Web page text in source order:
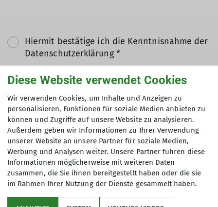
Hiermit bestätige ich die Kenntnisnahme der
Datenschutzerklärung *
Hiermit erkläre ich mich einverstanden, dass
meine in das Kontaktformular eingegebenen
Daten elektronisch gesichert und zum Zweck
der Kontaktaufnahme verarbeitet und
genutzt werden. Mir ist bekannt, dass ich
meine Einwilligung jederzeit wiederrufen
kann. *
Mit (*) markierte Felder
sind Pflichtfelder
Diese Website verwendet Cookies
Wir verwenden Cookies, um Inhalte und Anzeigen zu
personalisieren, Funktionen für soziale Medien anbieten zu
können und Zugriffe auf unsere Website zu analysieren.
Außerdem geben wir Informationen zu Ihrer Verwendung
unserer Website an unsere Partner für soziale Medien,
Werbung und Analysen weiter. Unsere Partner führen diese
Informationen möglicherweise mit weiteren Daten
zusammen, die Sie ihnen bereitgestellt haben oder die sie
im Rahmen Ihrer Nutzung der Dienste gesammelt haben.